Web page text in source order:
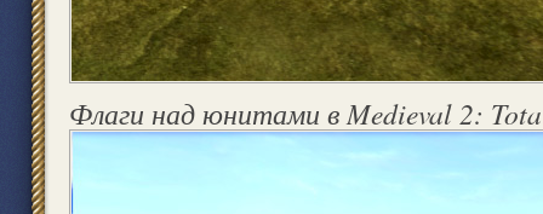
Флаги над юнитами в Medieval 2: